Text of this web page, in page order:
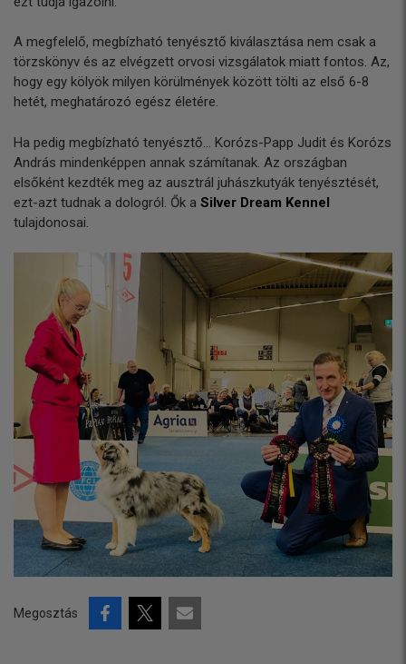
A megfelelő, megbízható tenyésztő kiválasztása nem csak a
törzskönyv és az elvégzett orvosi vizsgálatok miatt fontos. Az,
hogy egy kölyök milyen körülmények között tölti az első 6-8
hetét, meghatározó egész életére.
Ha pedig megbízható tenyésztő… Korózs-Papp Judit és Korózs
András mindenképpen annak számítanak. Az országban
elsőként kezdték meg az ausztrál juhászkutyák tenyésztését,
ezt-azt tudnak a dologról. Ők a Silver Dream Kennel
tulajdonosai.
Megosztás